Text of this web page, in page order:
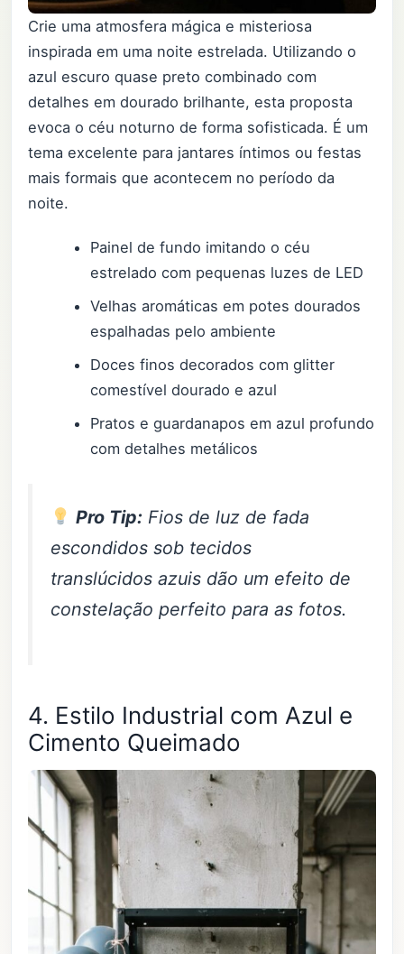
Crie uma atmosfera mágica e misteriosa
inspirada em uma noite estrelada. Utilizando o
azul escuro quase preto combinado com
detalhes em dourado brilhante, esta proposta
evoca o céu noturno de forma sofisticada. É um
tema excelente para jantares íntimos ou festas
mais formais que acontecem no período da
noite.
Painel de fundo imitando o céu
estrelado com pequenas luzes de LED
Velhas aromáticas em potes dourados
espalhadas pelo ambiente
Doces finos decorados com glitter
comestível dourado e azul
Pratos e guardanapos em azul profundo
com detalhes metálicos
Pro Tip:Fios de luz de fada
escondidos sob tecidos
translúcidos azuis dão um efeito de
constelação perfeito para as fotos.
4. Estilo Industrial com Azul e
Cimento Queimado